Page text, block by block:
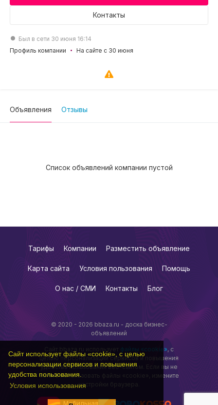
Сайт использует файлы «cookie», с целью
персонализации сервисов и повышения
удобства пользования.
Условия использования
Контакты
Был в сети 30 июня 16:14
Профиль компании
На сайте с 30 июня
Объявления Отзывы
Список объявлений компании пустой
© 2020 - 2026 bbaza.ru - доска бизнес-
объявлений
Сайт bbaza.ru использует файлы «cookie», с
целью персонализации сервисов и повышения
удобства пользования веб-сайтом. Если вы не
хотите использовать файлы «cookie», измените
настройки браузера.
Мобильная
Тарифы Компании Разместить объявление
Карта сайта Условия пользования Помощь
О нас / СМИ Контакты Блог